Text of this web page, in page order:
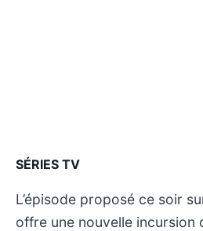
SÉRIES TV
L’épisode proposé ce soir
offre une nouvelle incursion